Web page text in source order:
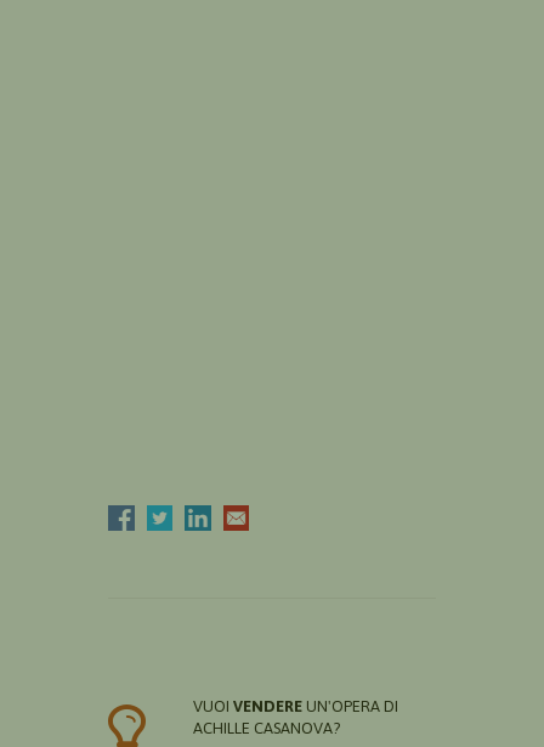
VUOI VENDERE UN'OPERA DI
ACHILLE CASANOVA?